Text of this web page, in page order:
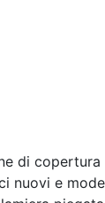
di copertura
e